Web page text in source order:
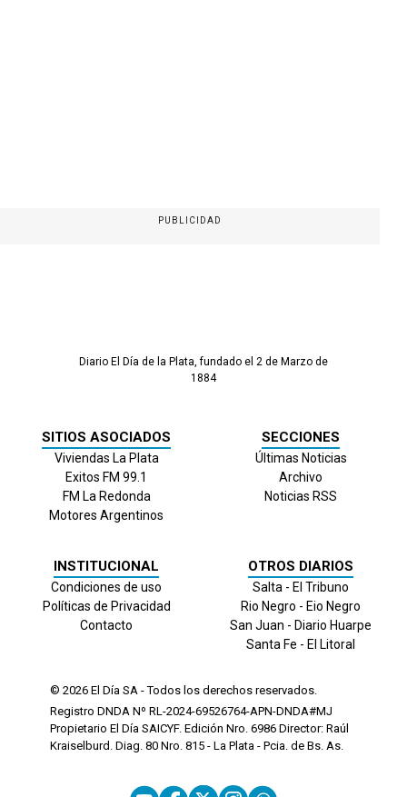
PUBLICIDAD
Diario El Día de la Plata, fundado el 2 de Marzo de
1884
SITIOS ASOCIADOS
Viviendas La Plata
Exitos FM 99.1
FM La Redonda
Motores Argentinos
SECCIONES
Últimas Noticias
Archivo
Noticias RSS
INSTITUCIONAL
Condiciones de uso
Políticas de Privacidad
Contacto
OTROS DIARIOS
Salta - El Tribuno
Rio Negro - Eio Negro
San Juan - Diario Huarpe
Santa Fe - El Litoral
© 2026 El Día SA - Todos los derechos reservados.
Registro DNDA Nº RL-2024-69526764-APN-DNDA#MJ
Propietario El Día SAICYF. Edición Nro. 6986 Director: Raúl
Kraiselburd. Diag. 80 Nro. 815 - La Plata - Pcia. de Bs. As.